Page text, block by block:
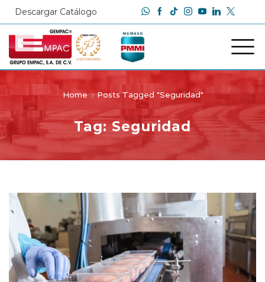
Descargar Catálogo
Home Posts Tagged "Seguridad"
Tag: Seguridad